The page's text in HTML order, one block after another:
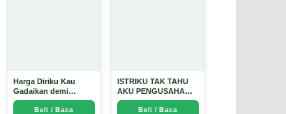
Harga Diriku Kau
Gadaikan demi
Perempuan Itu - Arda
DinataBeli / Baca
ISTRIKU TAK TAHU
AKU PENGUSAHA
EMAS - Arda Dinata
Beli / Baca